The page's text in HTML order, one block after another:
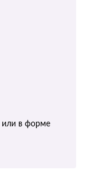
или в форме